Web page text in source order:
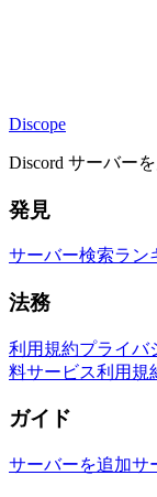
Discope
Discord サーバー
発見
サーバー検索ラン
法務
利用規約プライバ
料サービス利用規
ガイド
サーバーを追加サ